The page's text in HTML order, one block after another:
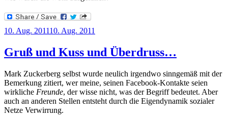
Veröffentlicht
10. Aug. 201110. Aug. 2011
Gruß und Kuss und Überdruss…
Mark Zuckerberg selbst wurde neulich irgendwo sinngemäß mit der
Bemerkung zitiert, wer meine, seinen Facebook-Kontakte seien
wirkliche Freunde, der wisse nicht, was der Begriff bedeutet. Aber
auch an anderen Stellen entsteht durch die Eigendynamik sozialer
Netze Verwirrung.